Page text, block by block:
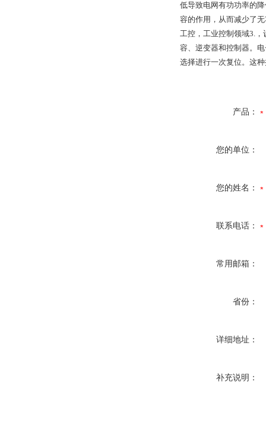
低导致电网有功功率的
容的作用，从而减少了
工控，工业控制领域3.
容、逆变器和控制器。
选择进行一次复位。这
产品：
您的单位：
您的姓名：
联系电话：
常用邮箱：
省份：
详细地址：
补充说明：